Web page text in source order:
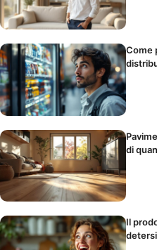
Come
di
Il